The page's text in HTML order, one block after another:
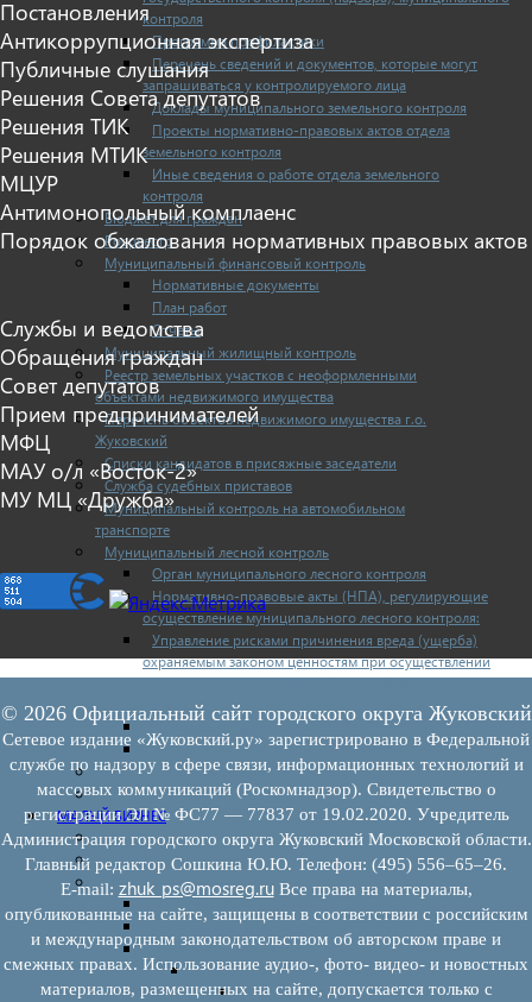
контроля
Программа профилактики
Перечень сведений и документов, которые могут
запрашиваться у контролируемого лица
Доклады муниципального земельного контроля
Проекты нормативно-правовых актов отдела
земельного контроля
Иные сведения о работе отдела земельного
контроля
Бюджет для граждан
Росреестр
Муниципальный финансовый контроль
Нормативные документы
План работ
Отчеты
Муниципальный жилищный контроль
Реестр земельных участков с неоформленными
объектами недвижимого имущества
Перечень объектов недвижимого имущества г.о.
Жуковский
Списки кандидатов в присяжные заседатели
Служба судебных приставов
Муниципальный контроль на автомобильном
транспорте
Муниципальный лесной контроль
Орган муниципального лесного контроля
Нормативно-правовые акты (НПА), регулирующие
осуществление муниципального лесного контроля:
Управление рисками причинения вреда (ущерба)
охраняемым законом ценностям при осуществлении
государственного контроля (надзора), муниципального
контроля
Программа профилактики
Доклады муниципального лесного контроля
Муниципальный контроль за ЕТО
Муниципальный контроль в сфере благоустройства
МАЛЫЙ БИЗНЕС
Прием предпринимателей
Новости МСП
Поддержка МСП
Поддержка МСП
Финансовая поддержка
Имущественная поддержка
Нормативно-правовые акты
Федеральное законодательство
Постановления
Антикоррупционная экспертиза
Публичные слушания
Решения Совета депутатов
Решения ТИК
Решения МТИК
МЦУР
Антимонопольный комплаенс
Порядок обжалования нормативных правовых актов
Службы и ведомства
Обращения граждан
Совет депутатов
Прием предпринимателей
МФЦ
МАУ о/л «Восток-2»
МУ МЦ «Дружба»
© 2026 Официальный сайт городского округа Жуковский
Сетевое издание «Жуковский.ру» зарегистрировано в Федеральной
службе по надзору в сфере связи, информационных технологий и
массовых коммуникаций (Роскомнадзор). Свидетельство о
регистрации ЭЛ № ФС77 — 77837 от 19.02.2020. Учредитель
Администрация городского округа Жуковский Московской области.
Главный редактор Сошкина Ю.Ю. Телефон: (495) 556–65–26.
E‑mail: zhuk_ps@mosreg.ruВсе права на материалы,
опубликованные на сайте, защищены в соответствии с российским
и международным законодательством об авторском праве и
смежных правах. Использование аудио-, фото- видео- и новостных
материалов, размещенных на сайте, допускается только с